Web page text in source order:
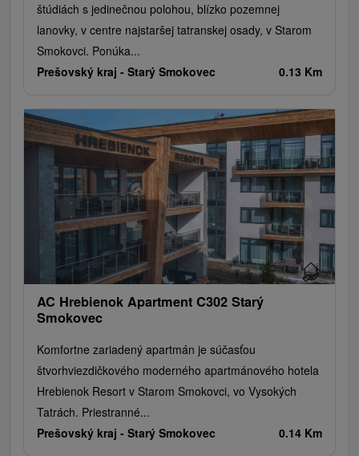
štúdiách s jedinečnou polohou, blízko pozemnej
lanovky, v centre najstaršej tatranskej osady, v Starom
Smokovci. Ponúka...
Prešovský kraj - Starý Smokovec 0.13 Km
AC Hrebienok Apartment C302 Starý
Smokovec
Komfortne zariadený apartmán je súčasťou
štvorhviezdičkového moderného apartmánového hotela
Hrebienok Resort v Starom Smokovci, vo Vysokých
Tatrách. Priestranné...
Prešovský kraj - Starý Smokovec 0.14 Km